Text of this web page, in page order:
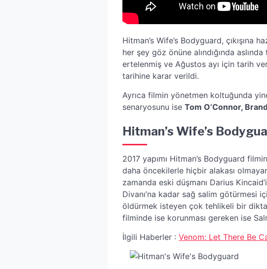
Hitman’s Wife’s Bodyguard, çıkışına
her şey göz önüne alındığında
ertelenmiş ve Ağustos ayı için tarih
tarihine karar verildi.
Ayrıca filmin yönetmen koltuğunda
senaryosunu iseTom O’Connor,
Hitman’s Wife’s
2017 yapımı Hitman’s Bodyguard
daha öncekilerle hiçbir alakası
zamanda eski düşmanı Darius
Divanı’na kadar sağ salim
öldürmek isteyen çok tehlikeli bir
filminde ise korunması gereken ise
İlgili Haberler :Venom: Let There Be